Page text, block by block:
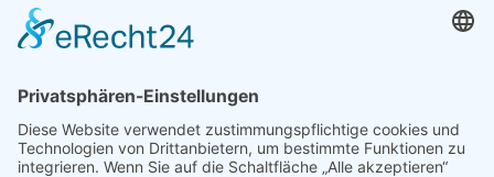
Archiv
Mediadaten
Fotos und Logos
Presseaussendungen